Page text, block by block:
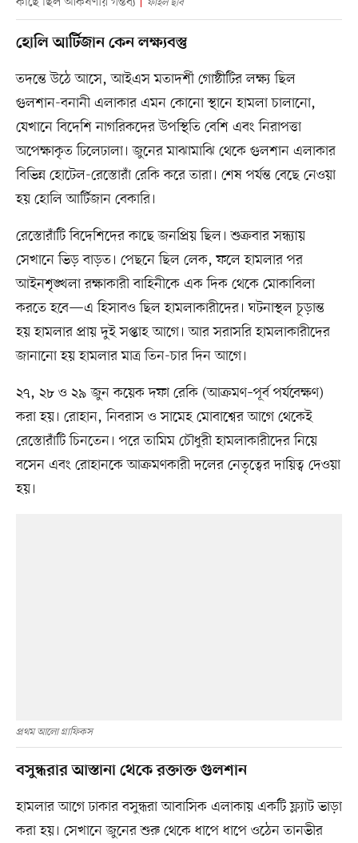
ফাইল ছবি
হোলি আর্টিজান কেন লক্ষ্যবস্তু
তদন্তে উঠে আসে, আইএস মতাদর্শী গোষ্ঠীটির লক্ষ্য ছিল
গুলশান-বনানী এলাকার এমন কোনো স্থানে হামলা চালানো,
যেখানে বিদেশি নাগরিকদের উপস্থিতি বেশি এবং নিরাপত্তা
অপেক্ষাকৃত ঢিলেঢালা। জুনের মাঝামাঝি থেকে গুলশান এলাকার
বিভিন্ন হোটেল-রেস্তোরাঁ রেকি করে তারা। শেষ পর্যন্ত বেছে নেওয়া
হয় হোলি আর্টিজান বেকারি।
রেস্তোরাঁটি বিদেশিদের কাছে জনপ্রিয় ছিল। শুক্রবার সন্ধ্যায়
সেখানে ভিড় বাড়ত। পেছনে ছিল লেক, ফলে হামলার পর
আইনশৃঙ্খলা রক্ষাকারী বাহিনীকে এক দিক থেকে মোকাবিলা
করতে হবে—এ হিসাবও ছিল হামলাকারীদের। ঘটনাস্থল চূড়ান্ত
হয় হামলার প্রায় দুই সপ্তাহ আগে। আর সরাসরি হামলাকারীদের
জানানো হয় হামলার মাত্র তিন-চার দিন আগে।
২৭, ২৮ ও ২৯ জুন কয়েক দফা রেকি (আক্রমণ–পূর্ব পর্যবেক্ষণ)
করা হয়। রোহান, নিবরাস ও সামেহ মোবাশ্বের আগে থেকেই
রেস্তোরাঁটি চিনতেন। পরে তামিম চৌধুরী হামলাকারীদের নিয়ে
বসেন এবং রোহানকে আক্রমণকারী দলের নেতৃত্বের দায়িত্ব দেওয়া
হয়।
প্রথম আলো গ্রাফিকস
বসুন্ধরার আস্তানা থেকে রক্তাক্ত গুলশান
হামলার আগে ঢাকার বসুন্ধরা আবাসিক এলাকায় একটি ফ্ল্যাট ভাড়া
করা হয়। সেখানে জুনের শুরু থেকে ধাপে ধাপে ওঠেন তানভীর